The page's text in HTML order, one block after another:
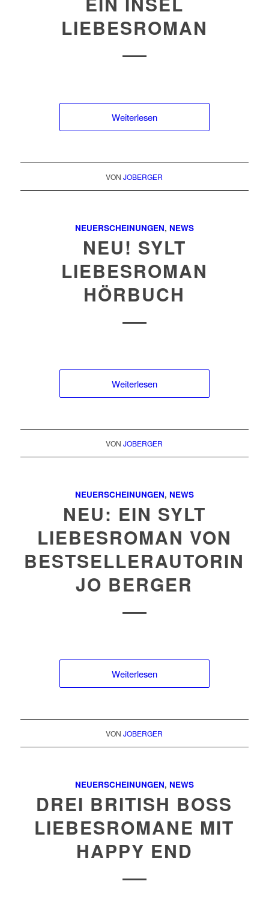
LIEBESROMAN
Weiterlesen
VONJOBERGER
NEUERSCHEINUNGEN, NEWS
NEU! SYLT
LIEBESROMAN
HÖRBUCH
Weiterlesen
VONJOBERGER
NEUERSCHEINUNGEN, NEWS
NEU: EIN SYLT
LIEBESROMAN VON
BESTSELLERAUTORIN
JO BERGER
Weiterlesen
VONJOBERGER
NEUERSCHEINUNGEN, NEWS
DREI BRITISH BOSS
LIEBESROMANE MIT
HAPPY END